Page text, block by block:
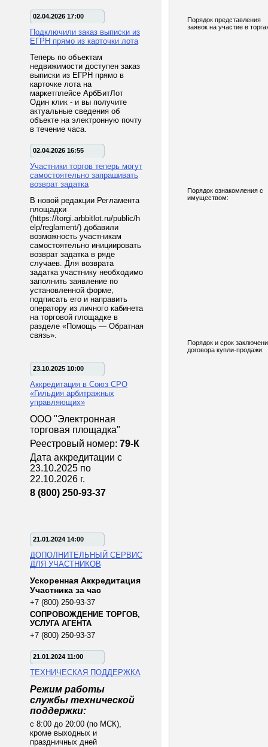
02.04.2026 17:00
Подключили заказ выписки из
ЕГРН прямо из карточки лота
Теперь по объектам
недвижимости доступен заказ
выписки из ЕГРН прямо в
карточке лота на
маркетплейсе АрбБитЛот
Один клик - и вы получите
актуальные сведения об
объекте на электронную почту
в течение часа.
02.04.2026 16:55
Участники торгов теперь могут
самостоятельно запрашивать
возврат задатка
В новой редакции Регламента
площадки
(https://torgi.arbbitlot.ru/public/h
elp/reglament/) добавили
возможность участникам
самостоятельно инициировать
возврат задатка в ряде
случаев. Для возврата
задатка участнику необходимо
заполнить заявление по
установленной форме,
подписать его и направить
оператору из личного кабинета
на торговой площадке в
разделе «Помощь — Обратная
связь».
23.10.2025 10:00
Аккредитация в Союз СРО
«Гильдия арбитражных
управляющих»
ООО "Электронная
торговая площадка"
Реестровый номер: 79-К
Дата аккредитации с
23.10.2025 по
22.10.2026 г.
8 (800) 250-93-37
21.01.2024 14:00
ДОПОЛНИТЕЛЬНЫЙ СЕРВИС
ДЛЯ УЧАСТНИКОВ
Ускоренная Аккредитация
Участника за час
+7 (800) 250-93-37
СОПРОВОЖДЕНИЕ ТОРГОВ,
УСЛУГА АГЕНТА
+7 (800) 250-93-37
21.01.2024 11:00
ТЕХНИЧЕСКАЯ ПОДДЕРЖКА
Режим работы
службы технической
поддержки:
с 8:00 до 20:00 (по МСК),
кроме выходных и
праздничных дней
Порядок представления
заявок на участие в
Порядок ознакомления с
имуществом:
Порядок и срок
договора купли-продажи: